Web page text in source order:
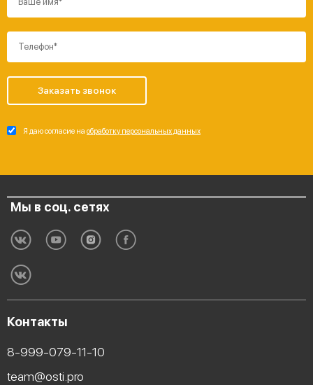
Заказать звонок
Я даю согласие на обработку персональных данных
Мы в соц. сетях
Контакты
8-999-079-11-10
team@osti.pro